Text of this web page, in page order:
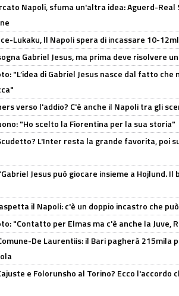
Napoli, sfuma un'altra idea: Aguerd-Real
Lukaku, ll Napoli spera di incassare 10-
Gabriel Jesus, ma prima deve risolvere
"L’idea di Gabriel Jesus nasce dal fatto
verso l'addio? C'è anche il Napoli tra gli
"Ho scelto la Fiorentina per la sua storia"
L'Inter resta la grande favorita, poi
Jesus può giocare insieme a Hojlund.
il Napoli: c'è un doppio incastro che
"Contatto per Elmas ma c'è anche la Juve,
De Laurentiis: il Bari pagherà 215mila
e Folorunsho al Torino? Ecco l'accordo